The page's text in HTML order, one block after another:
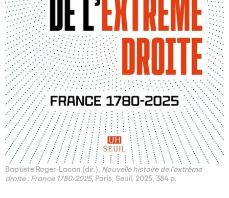
Baptiste Roger-Lacan (dir.), Nouvelle histoire de l’extrême
droite : France 1780-2025, Paris, Seuil, 2025, 384 p.